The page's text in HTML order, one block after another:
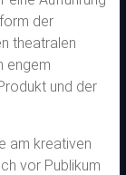
der
theatralen
engem
und der
am kreativen
vor Publikum